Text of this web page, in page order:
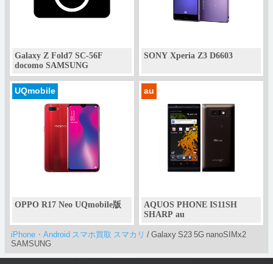
Galaxy Z Fold7 SC-56F
docomo SAMSUNG
SONY Xperia Z3 D6603
UQmobile
OPPO R17 Neo UQmobile版
au
AQUOS PHONE IS11SH
SHARP au
iPhone・Android スマホ買取 スマカリ / Galaxy S23 5G nanoSIMx2
SAMSUNG